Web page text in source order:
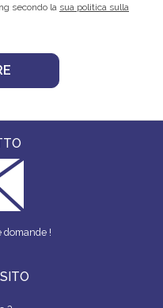
secondo la sua politica sulla
domande !